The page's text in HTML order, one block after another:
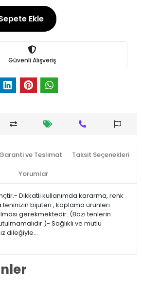
Ekle
Güvenli Alışveriş
Garanti ve Teslimat Taksit Seçenekleri
Yorumlar
Dikkatli kullanımda kararma, renk
teninizin bijuteri , kaplama ürünleri
gerekmektedir. (Bazı tenlerin
Sağlıklı ve mutlu
dileğiyle…